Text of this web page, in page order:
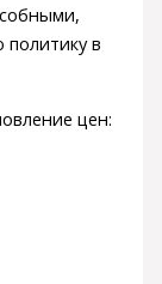
в
цен: